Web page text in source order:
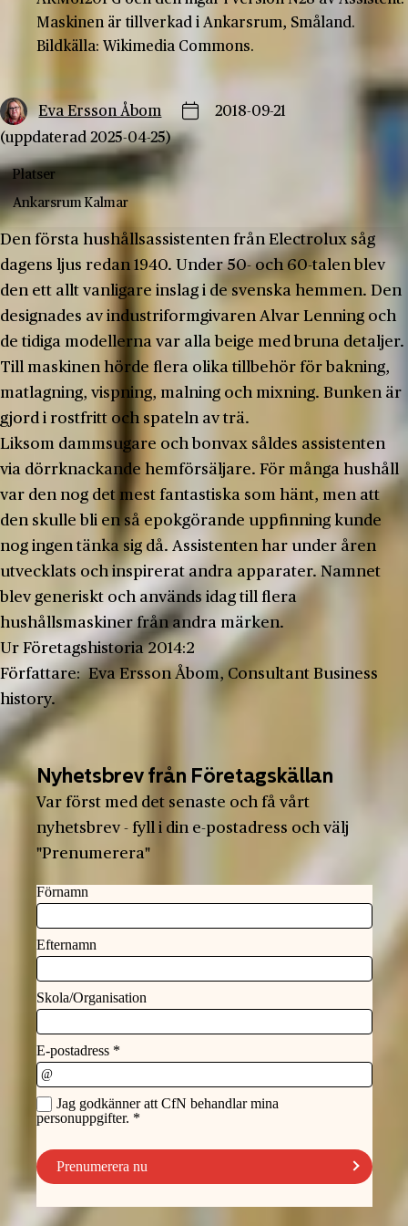
Maskinen är tillverkad i Ankarsrum, Småland.
Bildkälla: Wikimedia Commons.
Eva Ersson Åbom
2018-09-21
(uppdaterad 2025-04-25)
Platser
AnkarsrumKalmar
Den första hushållsassistenten från Electrolux såg
dagens ljus redan 1940. Under 50- och 60-talen blev
den ett allt vanligare inslag i de svenska hemmen. Den
designades av industriformgivaren Alvar Lenning och
de tidiga modellerna var alla beige med bruna detaljer.
Till maskinen hörde flera olika tillbehör för bakning,
matlagning, vispning, malning och mixning. Bunken är
gjord i rostfritt och spateln av trä.
Liksom dammsugare och bonvax såldes assistenten
via dörrknackande hemförsäljare. För många hushåll
var den nog det mest fantastiska som hänt, men att
den skulle bli en så epokgörande uppfinning kunde
nog ingen tänka sig då. Assistenten har under åren
utvecklats och inspirerat andra apparater. Namnet
blev generiskt och används idag till flera
hushållsmaskiner från andra märken.
Ur Företagshistoria 2014:2
Författare: Eva Ersson Åbom, Consultant Business
history.
Nyhetsbrev från Företagskällan
Var först med det senaste och få vårt
nyhetsbrev - fyll i din e-postadress och välj
"Prenumerera"